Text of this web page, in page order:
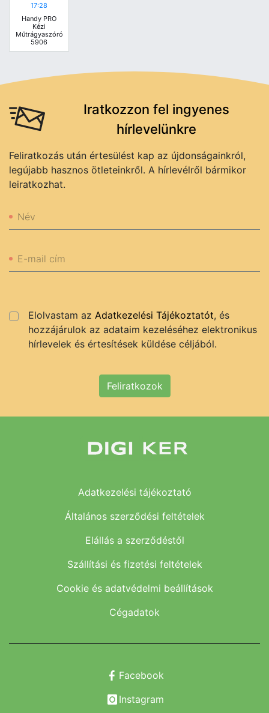
17:28
Handy PRO
Kézi
Műtrágyaszóró
5906
Iratkozzon fel ingyenes
hírlevelünkre
Feliratkozás után értesülést kap az újdonságainkról,
legújabb hasznos ötleteinkről. A hírlevélről bármikor
leiratkozhat.
Név
E-mail cím
Elolvastam az Adatkezelési Tájékoztatót, és
hozzájárulok az adataim kezeléséhez elektronikus
hírlevelek és értesítések küldése céljából.
Feliratkozok
Adatkezelési tájékoztató
Általános szerződési feltételek
Elállás a szerződéstől
Szállítási és fizetési feltételek
Cookie és adatvédelmi beállítások
Cégadatok
Facebook
Instagram